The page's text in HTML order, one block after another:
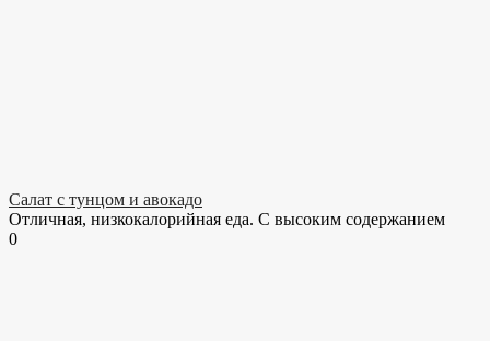
Салат с тунцом и авокадо
Отличная, низкокалорийная еда. С высоким содержанием
0